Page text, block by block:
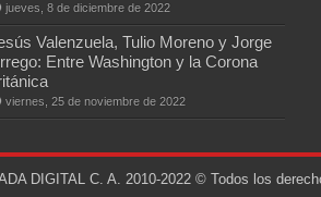
jueves, 8 de diciembre de 2022
Valenzuela, Tulio Moreno y Jorge
Entre Washington y la Corona
viernes, 25 de noviembre de 2022
DIGITAL C. A. 2010-2022 © Todos los